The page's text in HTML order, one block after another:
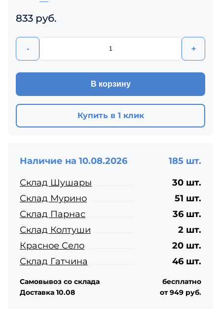
833 руб.
- +
В корзину
Купить в 1 клик
Наличие на 10.08.2026
185 шт.
Склад Шушары
30 шт.
Склад Мурино
51 шт.
Склад Парнас
36 шт.
Склад Колтуши
2 шт.
Красное Село
20 шт.
Склад Гатчина
46 шт.
Самовывоз со склада
бесплатно
Доставка 10.08
от 949 руб.